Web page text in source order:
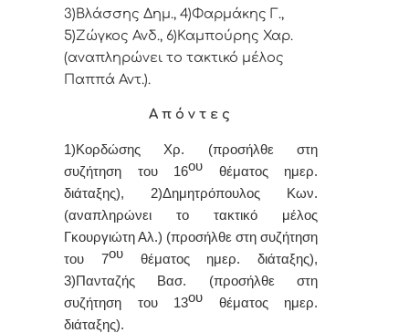
3)Βλάσσης Δημ., 4)Φαρμάκης Γ.,
5)Ζώγκος Ανδ., 6)Καμπούρης Χαρ.
(αναπληρώνει το τακτικό μέλος
Παππά Αντ.).
Α π ό ν τ ε ς
1)Κορδώσης Χρ. (προσήλθε στη
συζήτηση του 16ου θέματος ημερ.
διάταξης), 2)Δημητρόπουλος Κων.
(αναπληρώνει το τακτικό μέλος
Γκουργιώτη Αλ.) (προσήλθε στη συζήτηση
του 7ουθέματος ημερ. διάταξης),
3)Πανταζής Βασ. (προσήλθε στη
συζήτηση του 13ου θέματος ημερ.
διάταξης).